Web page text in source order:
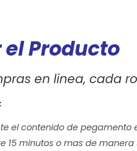
Producto
en linea, cada
el contenido de pegamento
15 minutos o mas de manera